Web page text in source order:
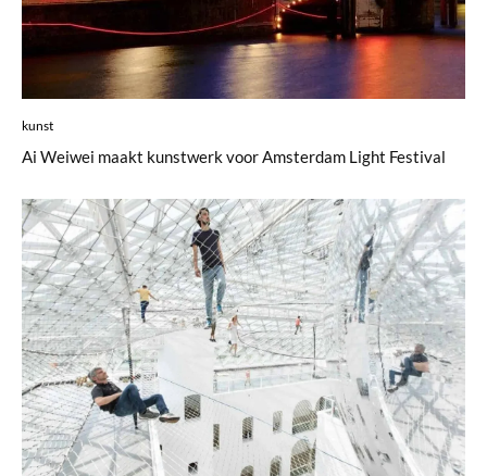
kunst
Ai Weiwei maakt kunstwerk voor Amsterdam Light Festival